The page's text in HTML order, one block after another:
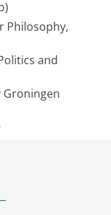
Philosophy,
and
Groningen